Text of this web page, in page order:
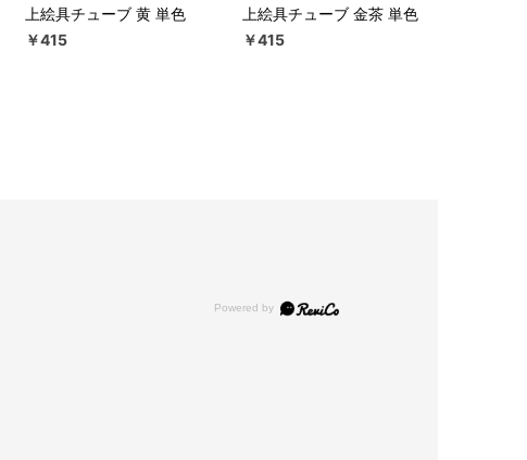
上絵具チューブ 黄 単色
￥415
上絵具チューブ 金茶 単色
￥415